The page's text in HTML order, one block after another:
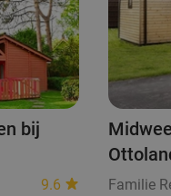
bij
9.6
Familie